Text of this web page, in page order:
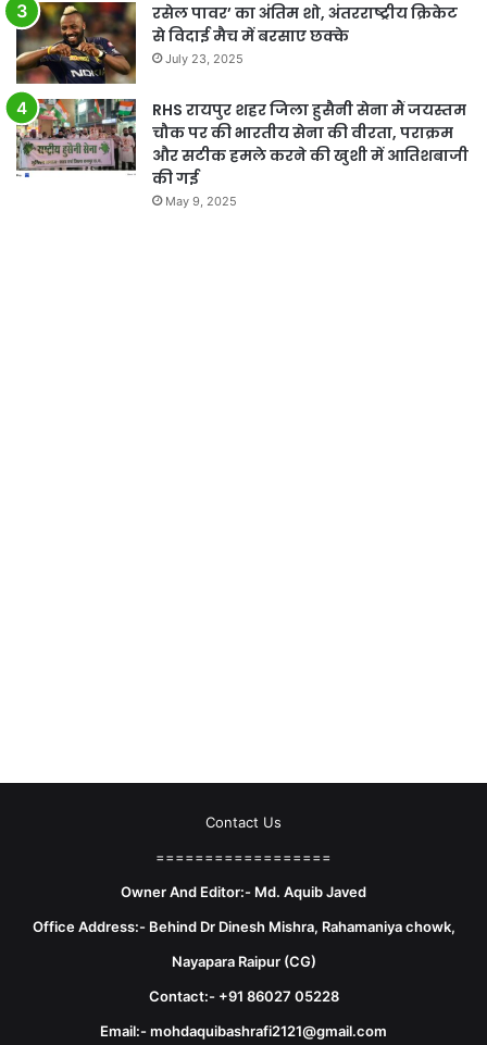
रसेल पावर’ का अंतिम शो, अंतरराष्ट्रीय क्रिकेट
से विदाई मैच में बरसाए छक्के
July 23, 2025
RHS रायपुर शहर जिला हुसैनी सेना मैं जयस्तम
चौक पर की भारतीय सेना की वीरता, पराक्रम
और सटीक हमले करने की खुशी में आतिशबाजी
की गई
May 9, 2025
Contact Us
==================
Owner And Editor:- Md. Aquib Javed
Office Address:- Behind Dr Dinesh Mishra, Rahamaniya chowk,
Nayapara Raipur (CG)
Contact:- +91 86027 05228
Email:- mohdaquibashrafi2121@gmail.com